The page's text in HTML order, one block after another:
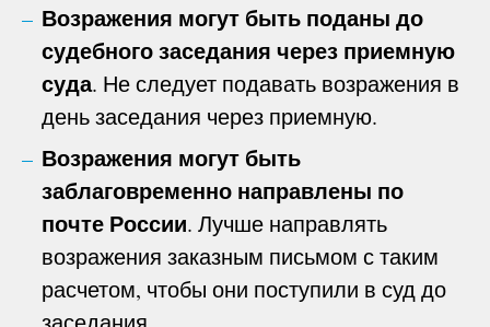
Возражения могут быть поданы до
судебного заседания через приемную
суда. Не следует подавать возражения в
день заседания через приемную.
Возражения могут быть
заблаговременно направлены по
почте России. Лучше направлять
возражения заказным письмом с таким
расчетом, чтобы они поступили в суд до